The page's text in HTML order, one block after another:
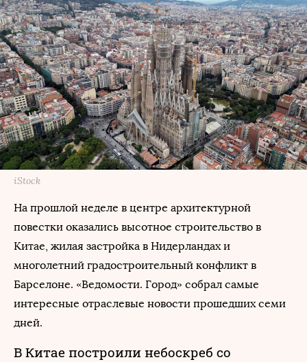
iStock
На прошлой неделе в центре архитектурной
повестки оказались высотное строительство в
Китае, жилая застройка в Нидерландах и
многолетний градостроительный конфликт в
Барселоне. «Ведомости. Город» собрал самые
интересные отраслевые новости прошедших семи
дней.
В Китае построили небоскреб со